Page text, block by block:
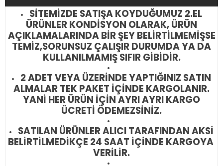
SİTEMİZDE SATIŞA KOYDUĞUMUZ 2.EL
ÜRÜNLER KONDİSYON OLARAK, ÜRÜN
AÇIKLAMALARINDA BİR ŞEY BELİRTİLMEMİŞSE
TEMİZ,SORUNSUZ ÇALIŞIR DURUMDA YA DA
KULLANILMAMIŞ SIFIR GİBİDİR.
2 ADET VEYA ÜZERİNDE YAPTIĞINIZ SATIN
ALMALAR TEK PAKET İÇİNDE KARGOLANIR.
YANİ HER ÜRÜN İÇİN AYRI AYRI KARGO
ÜCRETİ ÖDEMEZSİNİZ.
SATILAN ÜRÜNLER ALICI TARAFINDAN AKSİ
BELİRTİLMEDİKÇE 24 SAAT İÇİNDE KARGOYA
VERİLİR.